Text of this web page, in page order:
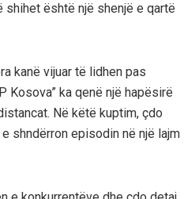
shihet është një shenjë e qartë
kanë vijuar të lidhen pas
Kosova” ka qenë një hapësirë
Në këtë kuptim, çdo
shndërron episodin në një lajm